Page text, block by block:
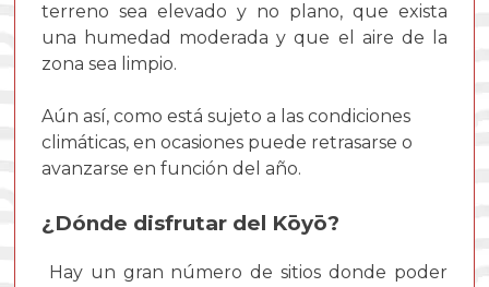
terreno sea elevado y no plano, que exista
una humedad moderada y que el aire de la
zona sea limpio.
Aún así, como está sujeto a las condiciones
climáticas, en ocasiones puede retrasarse o
avanzarse en función del año.
¿Dónde disfrutar del Kōyō?
Hay un gran número de sitios donde poder